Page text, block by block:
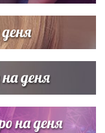
деня
на деня